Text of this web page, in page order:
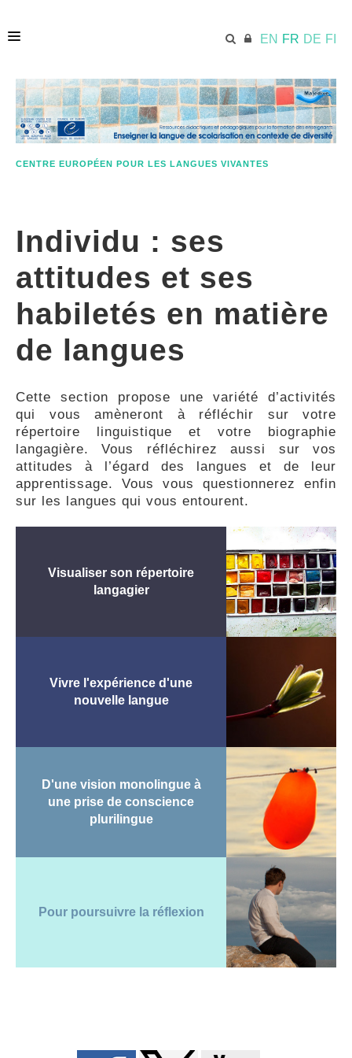
EN FR DE FI
ACCUEIL
MATÉRIELS PÉDAGOGIES
RESSOURCES SUPPLÉMENTAIRES
CENTRE EUROPÉEN POUR LES LANGUES VIVANTES
Individu : ses
attitudes et ses
habiletés en matière
de langues
Cette section propose une variété d’activités
qui vous amèneront à réfléchir sur votre
répertoire linguistique et votre biographie
langagière. Vous réfléchirez aussi sur vos
attitudes à l’égard des langues et de leur
apprentissage. Vous vous questionnerez enfin
sur les langues qui vous entourent.
Visualiser son répertoire
langagier
Vivre l'expérience d'une
nouvelle langue
D'une vision monolingue à
une prise de conscience
plurilingue
Pour poursuivre la réflexion